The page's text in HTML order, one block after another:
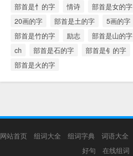
部首是忄的字
情诗 部首是女的字
20画的字
部首是土的字 5画的字
部首是竹的字
励志 部首是山的字
ch
部首是石的字 部首是钅的字
部首是火的字
网站首页 组词大全 组词字典 词语大全
好句
在线组词